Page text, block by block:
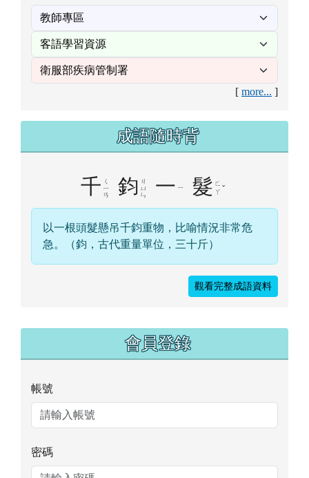
[more...]
成語隨時背
千 ㄧ
ㄢ
鈞 ㄩ
ㄣ
一 髮 ㄚ
以一根頭髮懸吊千鈞重物，比喻情況非常危
急。（鈞，古代重量單位，三十斤）
觀看完整成語資料
右邊區域內容會員登錄
帳號
密碼